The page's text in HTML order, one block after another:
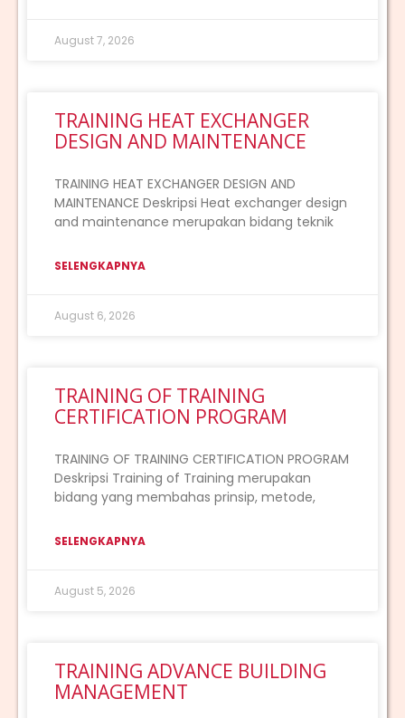
August 7, 2026
TRAINING HEAT EXCHANGER
DESIGN AND MAINTENANCE
TRAINING HEAT EXCHANGER DESIGN AND
MAINTENANCE Deskripsi Heat exchanger design
and maintenance merupakan bidang teknik
SELENGKAPNYA
August 6, 2026
TRAINING OF TRAINING
CERTIFICATION PROGRAM
TRAINING OF TRAINING CERTIFICATION PROGRAM
Deskripsi Training of Training merupakan
bidang yang membahas prinsip, metode,
SELENGKAPNYA
August 5, 2026
TRAINING ADVANCE BUILDING
MANAGEMENT